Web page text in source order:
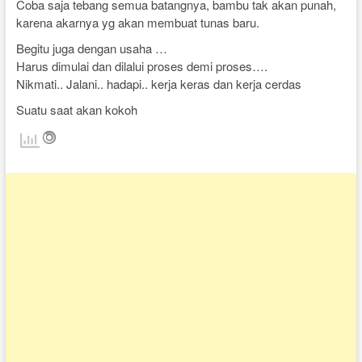
Coba saja tebang semua batangnya, bambu tak akan punah,
karena akarnya yg akan membuat tunas baru.
Begitu juga dengan usaha …
Harus dimulai dan dilalui proses demi proses….
Nikmati.. Jalani.. hadapi.. kerja keras dan kerja cerdas
Suatu saat akan kokoh